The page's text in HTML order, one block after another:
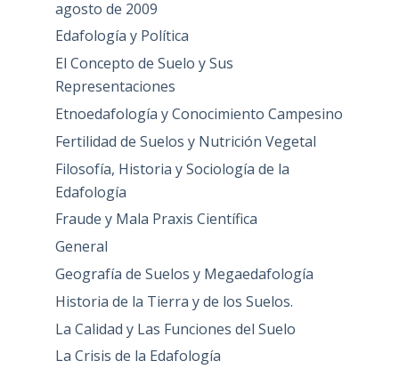
agosto de 2009
Edafología y Política
El Concepto de Suelo y Sus
Representaciones
Etnoedafología y Conocimiento Campesino
Fertilidad de Suelos y Nutrición Vegetal
Filosofía, Historia y Sociología de la
Edafología
Fraude y Mala Praxis Científica
General
Geografía de Suelos y Megaedafología
Historia de la Tierra y de los Suelos.
La Calidad y Las Funciones del Suelo
La Crisis de la Edafología